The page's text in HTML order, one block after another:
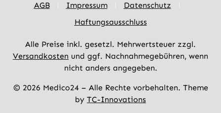
AGB Impressum
Datenschutz
Haftungsausschluss
Alle Preise inkl. gesetzl. Mehrwertsteuer zzgl.
Versandkosten und ggf. Nachnahmegebühren, wenn
nicht anders angegeben.
© 2026 Medico24 – Alle Rechte vorbehalten. Theme
by TC-Innovations